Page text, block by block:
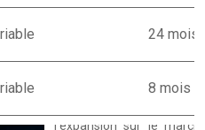
24 mois
8 mois